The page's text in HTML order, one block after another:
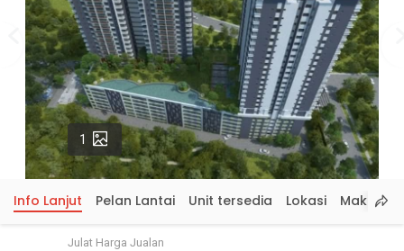
1 Gambar
Info Lanjut Pelan Lantai Unit tersedia Lokasi
Julat Harga Jualan